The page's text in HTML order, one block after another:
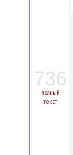
736
полный
текст